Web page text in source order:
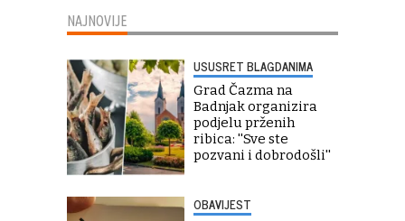
NAJNOVIJE
USUSRET BLAGDANIMA
Grad Čazma na
Badnjak organizira
podjelu prženih
ribica: ''Sve ste
pozvani i dobrodošli''
OBAVIJEST